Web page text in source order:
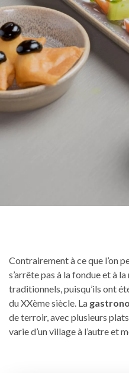
Contrairement à ce que l’on
s’arrête pas à la fondue et à
traditionnels, puisqu’ils ont
du XXème siècle. La
de terroir, avec plusieurs
varie d’un village à l’autre et